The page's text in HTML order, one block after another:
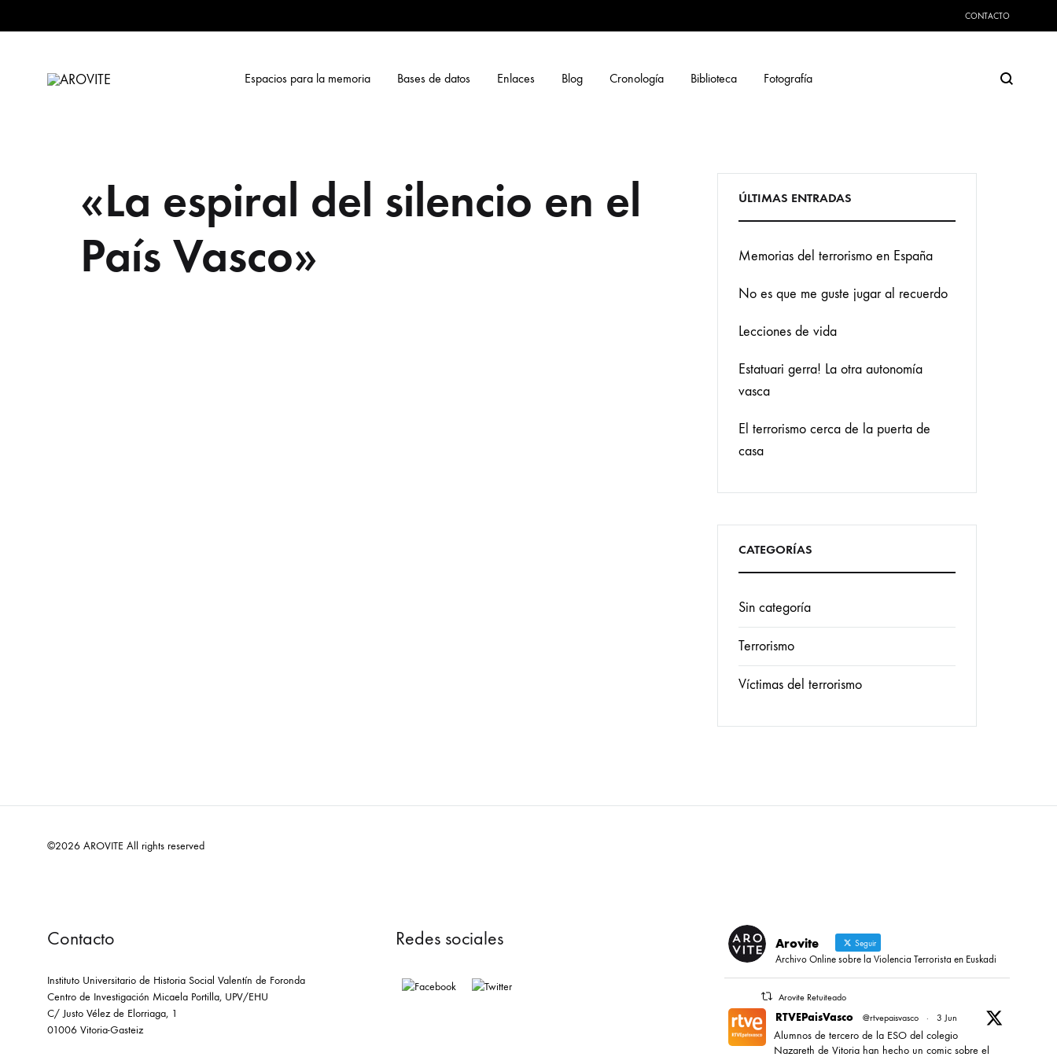
CONTACTO
Terrorista
Espacios para la memoria Bases de datos Enlaces Blog Cronología Biblioteca Fotografía Search
«La espiral del silencio en el
País Vasco»
ÚLTIMAS ENTRADAS
Memorias del terrorismo en España
No es que me guste jugar al recuerdo
Lecciones de vida
Estatuari gerra! La otra autonomía
vasca
El terrorismo cerca de la puerta de
casa
CATEGORÍAS
Sin categoría
Terrorismo
Víctimas del terrorismo
©2026 AROVITE All rights reserved
Contacto
Instituto Universitario de Historia Social Valentín de Foronda
Centro de Investigación Micaela Portilla, UPV/EHU
C/ Justo Vélez de Elorriaga, 1
01006 Vitoria-Gasteiz
Redes sociales Arovite Seguir
Archivo Online sobre la Violencia Terrorista en Euskadi
Arovite Retuiteado
RTVEPaisVasco @rtvepaisvasco · 3 Jun
Alumnos de tercero de la ESO del colegio
Nazareth de Vitoria han hecho un comic sobre el